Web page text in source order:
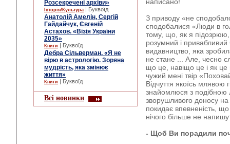
Розсекречені архіви»
Історія/Культура | Буквоїд
Анатолій Амелін, Сергій
Гайдайчук, Євгеній
Астахов. «Візія України
2035»
Книги | Буквоїд
Дебра Сільверман. «Я не
вірю в астрологію. Зоряна
мудрість, яка змінює
життя»
Книги | Буквоїд
Всі новинки
З приводу «не
сподобалися «Люди в
тому, що, як я підозрюю,
розумний і
видавництво, яка
не стане ... Але, чесно
що це, навіщо це і як
чужий мені твір
Відчуття якоїсь млявою
знайомлюся з подібною
зворушливого доносу
покидає впевненість,
нічого більше не
- Щоб Ви порадили